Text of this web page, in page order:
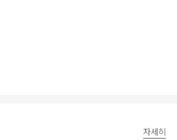
자세히